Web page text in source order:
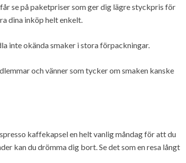
se på paketpriser som ger dig lägre styckpris för
dina inköp helt enkelt.
inte okända smaker i stora förpackningar.
och vänner som tycker om smaken kanske
kaffekapsel en helt vanlig måndag för att du
kan du drömma dig bort. Se det som en resa långt